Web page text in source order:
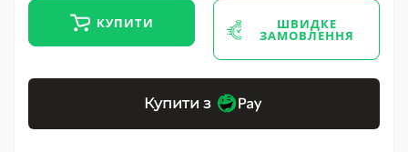
КУПИТИ ШВИДКЕ
ЗАМОВЛЕННЯ
Купити з